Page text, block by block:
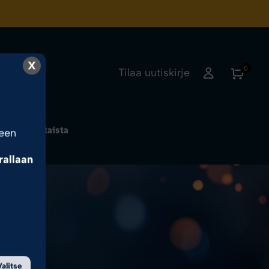
Tilaa uutiskirje 0
Ajankohtaista
X